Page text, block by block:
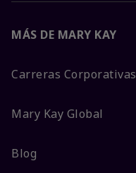
MÁS DE MARY KAY
Carreras Corporativas
Mary Kay Global
Blog